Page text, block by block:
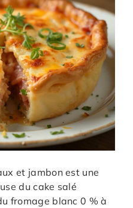
et jambon est une
du cake salé
fromage blanc 0 % à